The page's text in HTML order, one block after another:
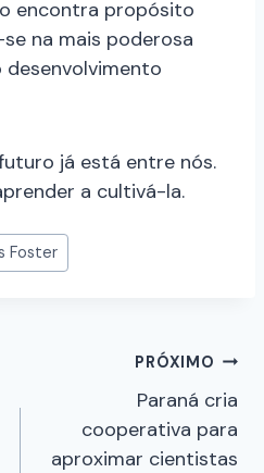
encontra propósito
na mais poderosa
já está entre nós.
a cultivá-la.
Foster
PRÓXIMO
Paraná cria
cooperativa para
aproximar cientistas